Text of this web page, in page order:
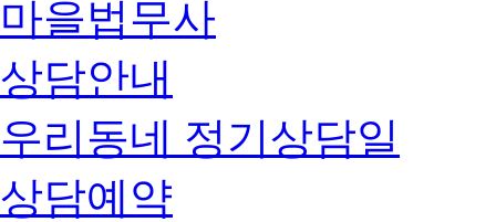
마을법무사
상담안내
우리동네 정기상담일
상담예약